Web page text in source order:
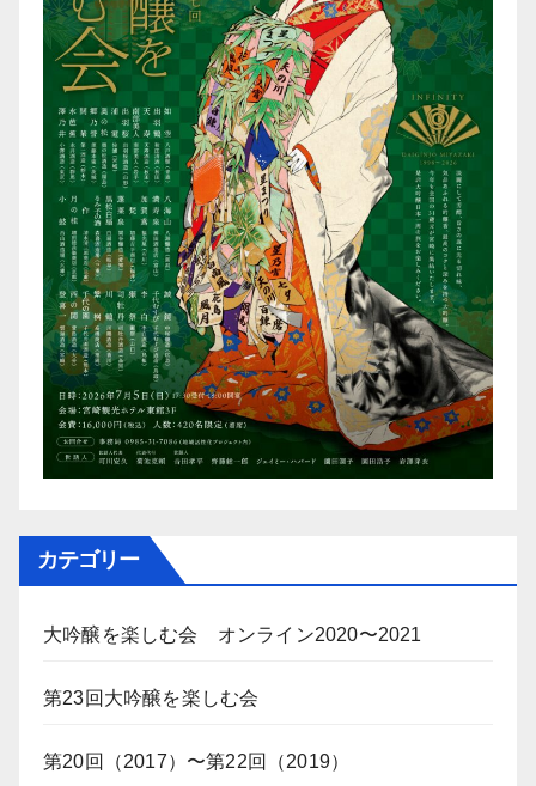
カテゴリー
大吟醸を楽しむ会 オンライン2020〜2021
第23回大吟醸を楽しむ会
第20回（2017）〜第22回（2019）